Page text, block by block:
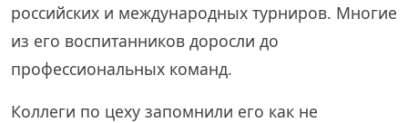
российских и международных турниров. Многие
из его воспитанников доросли до
профессиональных команд.
Коллеги по цеху запомнили его как не